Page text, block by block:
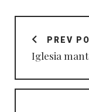
Navegación
entradasPREV
Iglesia